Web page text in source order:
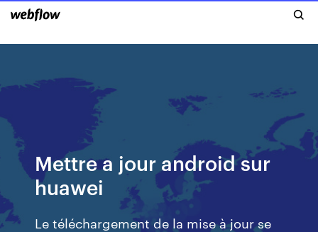
Mettre a jour android sur
huawei
Le téléchargement de la mise à jour se